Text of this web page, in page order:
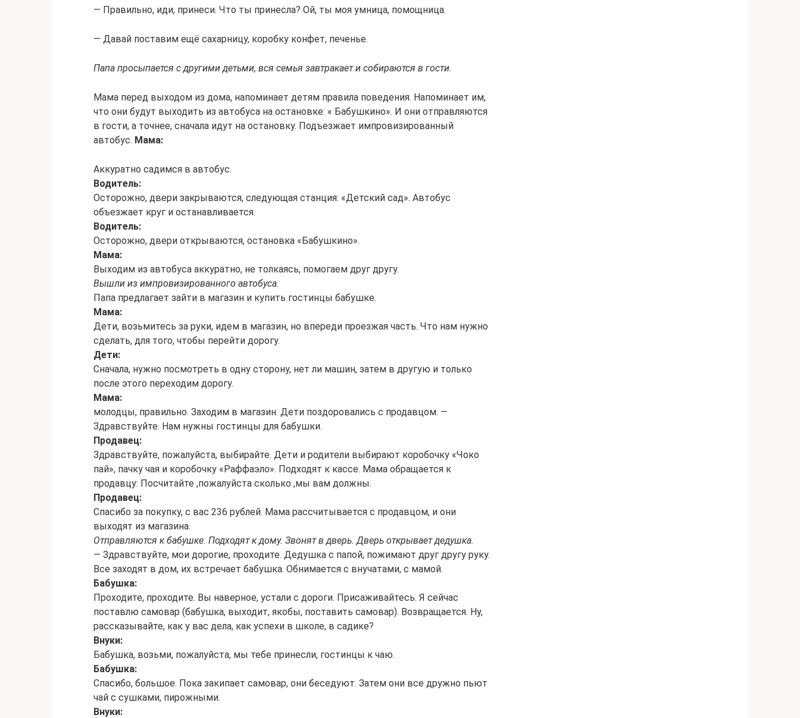
— Правильно, иди, принеси. Что ты принесла? Ой, ты моя умница, помощница.
— Давай поставим ещё сахарницу, коробку конфет, печенье.
Папа просыпается с другими детьми, вся семья завтракает и собираются в гости.
Мама перед выходом из дома, напоминает детям правила поведения. Напоминает им,
что они будут выходить из автобуса на остановке: « Бабушкино». И они отправляются
в гости, а точнее, сначала идут на остановку. Подъезжает импровизированный
автобус. Мама:
Аккуратно садимся в автобус.
Водитель:
Осторожно, двери закрываются, следующая станция: «Детский сад». Автобус
объезжает круг и останавливается.
Водитель:
Осторожно, двери открываются, остановка «Бабушкино».
Мама:
Выходим из автобуса аккуратно, не толкаясь, помогаем друг другу.
Вышли из импровизированного автобуса.
Папа предлагает зайти в магазин и купить гостинцы бабушке.
Мама:
Дети, возьмитесь за руки, идем в магазин, но впереди проезжая часть. Что нам нужно
сделать, для того, чтобы перейти дорогу.
Дети:
Сначала, нужно посмотреть в одну сторону, нет ли машин, затем в другую и только
после этого переходим дорогу.
Мама:
молодцы, правильно. Заходим в магазин. Дети поздоровались с продавцом. —
Здравствуйте. Нам нужны гостинцы для бабушки.
Продавец:
Здравствуйте, пожалуйста, выбирайте. Дети и родители выбирают коробочку «Чоко
пай», пачку чая и коробочку «Раффаэло». Подходят к кассе. Мама обращается к
продавцу: Посчитайте ,пожалуйста сколько ,мы вам должны.
Продавец:
Спасибо за покупку, с вас 236 рублей. Мама рассчитывается с продавцом, и они
выходят из магазина.
Отправляются к бабушке. Подходят к дому. Звонят в дверь. Дверь открывает дедушка.
— Здравствуйте, мои дорогие, проходите. Дедушка с папой, пожимают друг другу руку.
Все заходят в дом, их встречает бабушка. Обнимается с внучатами, с мамой.
Бабушка:
Проходите, проходите. Вы наверное, устали с дороги. Присаживайтесь. Я сейчас
поставлю самовар (бабушка, выходит, якобы, поставить самовар). Возвращается. Ну,
рассказывайте, как у вас дела, как успехи в школе, в садике?
Внуки:
Бабушка, возьми, пожалуйста, мы тебе принесли, гостинцы к чаю.
Бабушка:
Спасибо, большое. Пока закипает самовар, они беседуют. Затем они все дружно пьют
чай с сушками, пирожными.
Внуки: